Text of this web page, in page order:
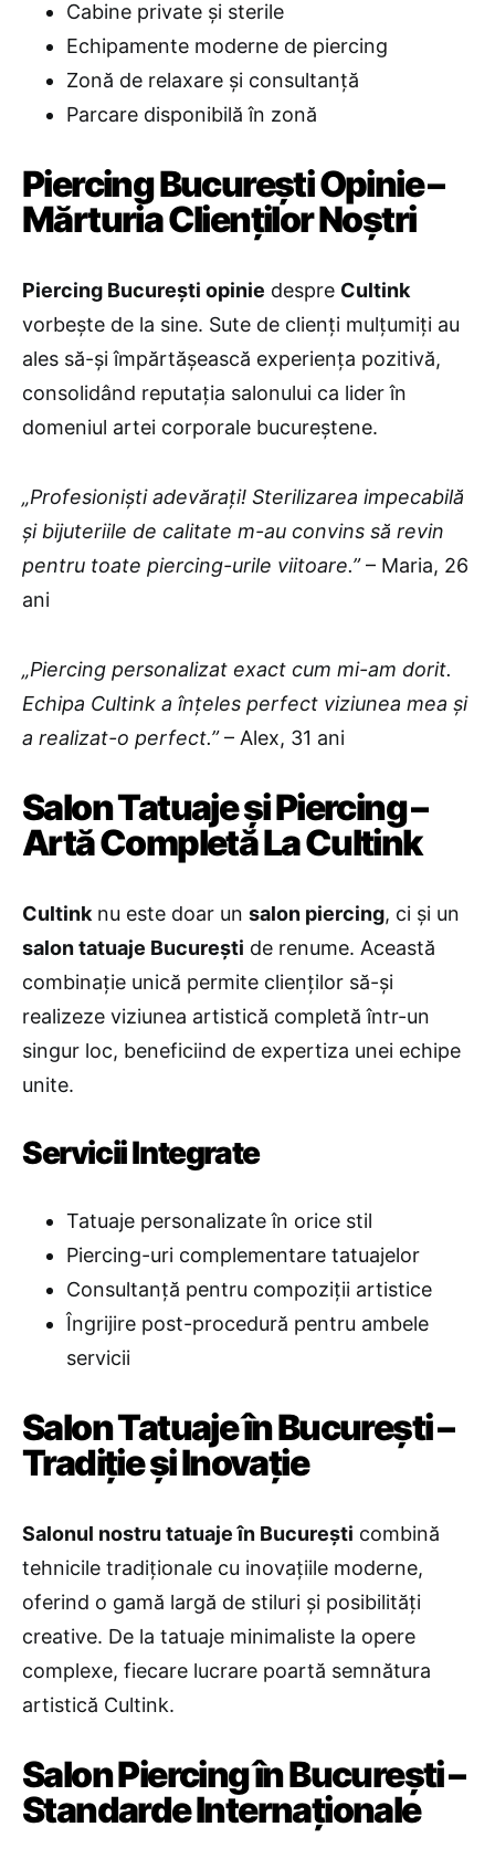
Cabine private și sterile
Echipamente moderne de piercing
Zonă de relaxare și consultanță
Parcare disponibilă în zonă
Piercing București Opinie –
Mărturia Clienților Noștri
Piercing București opinie despre Cultink
vorbește de la sine. Sute de clienți mulțumiți au
ales să-și împărtășească experiența pozitivă,
consolidând reputația salonului ca lider în
domeniul artei corporale bucureștene.
„Profesioniști adevărați! Sterilizarea impecabilă
și bijuteriile de calitate m-au convins să revin
pentru toate piercing-urile viitoare.”– Maria, 26
ani
„Piercing personalizat exact cum mi-am dorit.
Echipa Cultink a înțeles perfect viziunea mea și
a realizat-o perfect.”– Alex, 31 ani
Salon Tatuaje și Piercing –
Artă Completă La Cultink
Cultink nu este doar un salon piercing, ci și un
salon tatuaje București de renume. Această
combinație unică permite clienților să-și
realizeze viziunea artistică completă într-un
singur loc, beneficiind de expertiza unei echipe
unite.
Servicii Integrate
Tatuaje personalizate în orice stil
Piercing-uri complementare tatuajelor
Consultanță pentru compoziții artistice
Îngrijire post-procedură pentru ambele
servicii
Salon Tatuaje în București –
Tradiție și Inovație
Salonul nostru tatuaje în București combină
tehnicile tradiționale cu inovațiile moderne,
oferind o gamă largă de stiluri și posibilități
creative. De la tatuaje minimaliste la opere
complexe, fiecare lucrare poartă semnătura
artistică Cultink.
Salon Piercing în București –
Standarde Internaționale